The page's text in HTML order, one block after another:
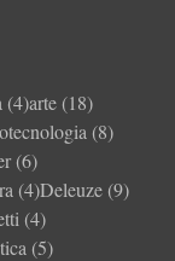
(4)arte (18)
(8)
(6)
(4)Deleuze (9)
(4)
(5)